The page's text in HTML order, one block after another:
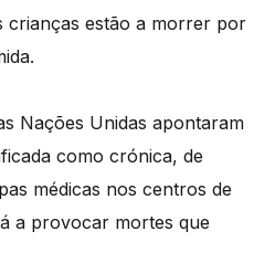
crianças estão a morrer por
Nações Unidas apontaram
como crónica, de
médicas nos centros de
a provocar mortes que